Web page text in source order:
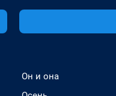
Он и она